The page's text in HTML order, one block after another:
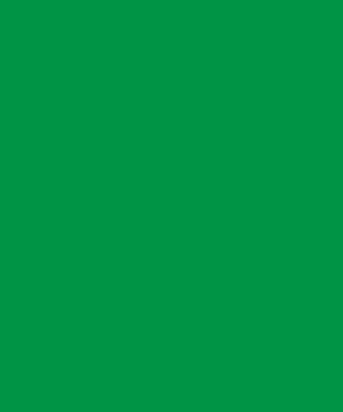
काठमाडौं ।
दिन बिहिबार
बुधबार
रुपैयाँमा
सुन आज पनि
बढेर
रुपैयाँमा कारोबार
यता चाँदीको